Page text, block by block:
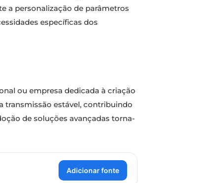
a personalização de parâmetros
específicas dos
ou empresa dedicada à criação
transmissão estável, contribuindo
de soluções avançadas torna-
Adicionar fonte